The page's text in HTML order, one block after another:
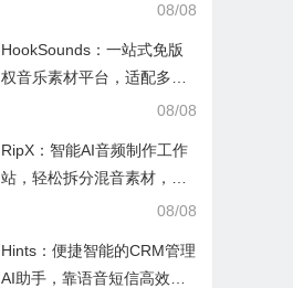
08/08
HookSounds：一站式免版
权音乐素材平台，适配多场
08/08
RipX：智能AI音频制作工作
站，轻松拆分混音素材，助
08/08
Hints：便捷智能的CRM管理
AI助手，靠语音短信高效办